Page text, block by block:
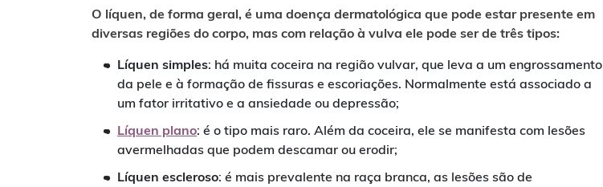
O líquen, de forma geral, é uma doença dermatológica que pode estar presente em
diversas regiões do corpo, mas com relação à vulva ele pode ser de três tipos:
Líquen simples: há muita coceira na região vulvar, que leva a um engrossamento
da pele e à formação de fissuras e escoriações. Normalmente está associado a
um fator irritativo e a ansiedade ou depressão;
Líquen plano: é o tipo mais raro. Além da coceira, ele se manifesta com lesões
avermelhadas que podem descamar ou erodir;
Líquen escleroso: é mais prevalente na raça branca, as lesões são de